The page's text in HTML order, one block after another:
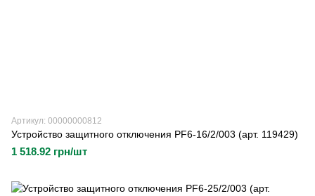
Артикул: 00000000812
Устройство защитного отключения PF6-16/2/003 (арт. 119429)
1 518.92 грн/шт